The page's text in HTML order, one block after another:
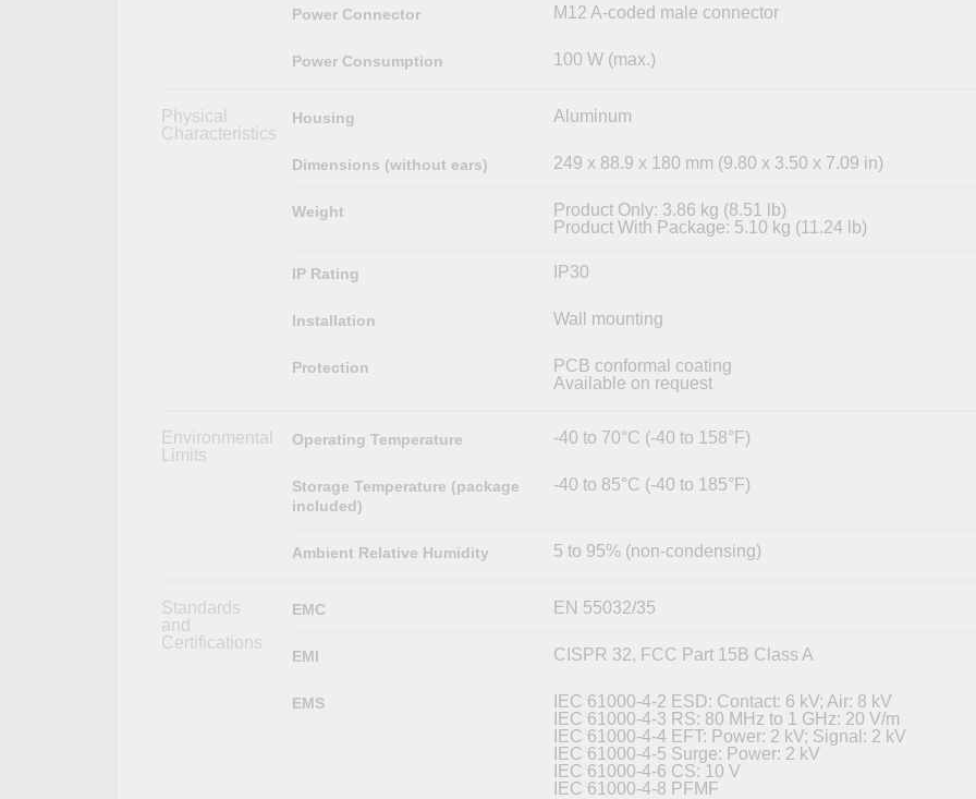
Power Connector M12 A-coded male connector
Power Consumption 100 W (max.)
Physical
Characteristics
Housing Aluminum
Dimensions (without ears) 249 x 88.9 x 180 mm (9.80 x 3.50 x 7.09 in)
Weight
Product Only: 3.86 kg (8.51 lb)
Product With Package: 5.10 kg (11.24 lb)
IP Rating IP30
Installation Wall mounting
Protection
PCB conformal coating
Available on request
Environmental
Limits
Operating Temperature -40 to 70°C (-40 to 158°F)
Storage Temperature (package
included)
-40 to 85°C (-40 to 185°F)
Ambient Relative Humidity 5 to 95% (non-condensing)
Standards
and
Certifications
EMC EN 55032/35
EMI CISPR 32, FCC Part 15B Class A
EMS
IEC 61000-4-2 ESD: Contact: 6 kV; Air: 8 kV
IEC 61000-4-3 RS: 80 MHz to 1 GHz: 20 V/m
IEC 61000-4-4 EFT: Power: 2 kV; Signal: 2 kV
IEC 61000-4-5 Surge: Power: 2 kV
IEC 61000-4-6 CS: 10 V
IEC 61000-4-8 PFMF